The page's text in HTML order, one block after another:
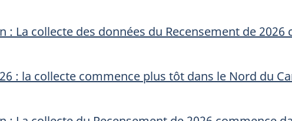
: La collecte des données du Recensement de
: la collecte commence plus tôt dans le Nord du